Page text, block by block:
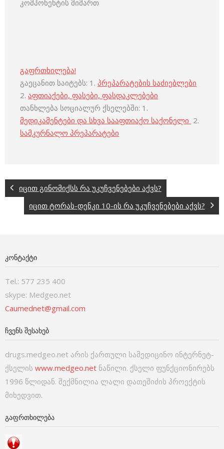
კომპონენტის მიმართ
გაფრთხილება!
გაეცანით საიტებს: 1. პრეპარატების საძიებლები
2. აფთიაქები, ფასები, ფასდაკლებები
თანხლება სოციალურ ქსელებში: 1.
მედიკამენტები და სხვა სააფთიაქო საქონელი 2.
სამკურნალო პრეპარატები
იცით გინომიქსს რა უკუჩვენებები აქვს?
იცით ტორას-დენკი 10-ის რა უკუჩვენებები აქვს?
ᲙᲝᲜᲢᲐᲥᲢᲘ
Tel.: 577 235 400
skype: Medgeo.net
Caumednet@gmail.com
ᲩᲕᲔᲜᲡ ᲨᲔᲡᲐᲮᲔᲑ
drugs.medgeo.net არის ქართული სამედიცინო ინტერნეტ-
ქსელის www.medgeo.net ნაწილი. ქსელი ფუნქციონირებს
1996 წლიდან. შექმნილია ლალი დათეშიძის პროექტის
მიხედვით.
ᲒᲐᲤᲠᲗᲮᲘᲚᲔᲑᲐ